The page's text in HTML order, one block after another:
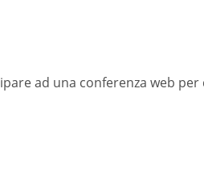
ad una conferenza web